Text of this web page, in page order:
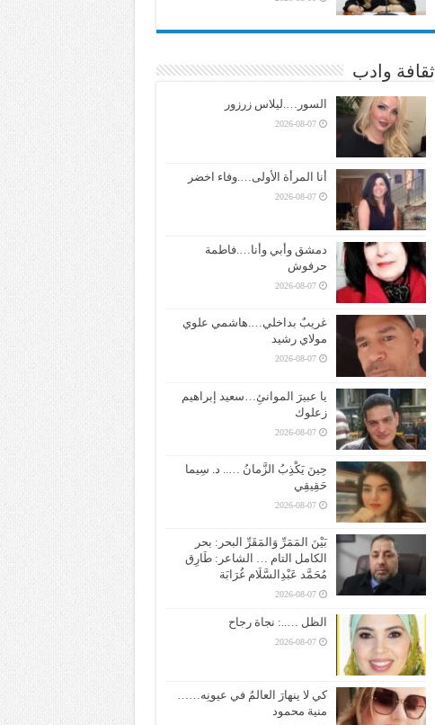
ثقافة وادب
السور….ليلاس زرزور
2026-08-07
أنا المرأة الأولى….وفاء اخضر
2026-08-07
دمشق وأبي وأنا….فاطمة
حرفوش
2026-08-07
غريبٌ بداخلي….هاشمي علوي
مولاي رشيد
2026-08-07
يا عبيرَ الموانئِ…سعيد إبراهيم
زعلوك
2026-08-07
حِينَ يَكْذِبُ الزَّمانُ ….. د. سِيما
حَقِيقِي
2026-08-07
بَيْنَ المَمَرِّ وَالمَقَرِّ البحر: بحر
الكامل التام … الشاعر: طَارِق
مُحَمَّد عَبْدِالسَّلَام غُرَابَة
2026-08-07
الظل …..: نجاة رجاح
2026-08-07
كي لا ينهارَ العالمُ في عيونِه……
منية محمود